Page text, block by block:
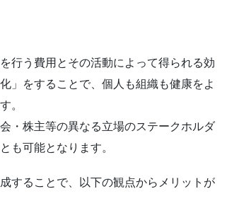
行う費用とその活動によって得られる効
」をすることで、個人も組織も健康をよ
。
・株主等の異なる立場のステークホルダ
も可能となります。
することで、以下の観点からメリットが